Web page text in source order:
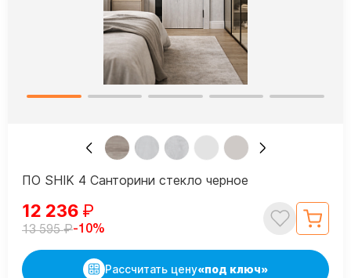
ПО SHIK 4 Санторини стекло черное
12 236 ₽
13 595₽-10%
Рассчитать цену«под ключ»